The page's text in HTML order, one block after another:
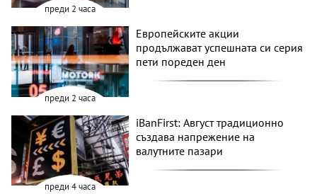
преди 2 часа
преди 2 часа
Европейските акции
продължават успешната си серия
пети пореден ден
преди 4 часа
iBanFirst: Август традиционно
създава напрежение на
валутните пазари